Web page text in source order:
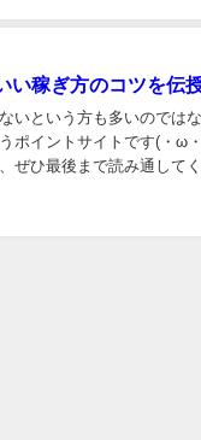
い稼ぎ方のコツを伝
いという方も多いのでは
ポイントサイトです(・ω
ぜひ最後まで読み通してく